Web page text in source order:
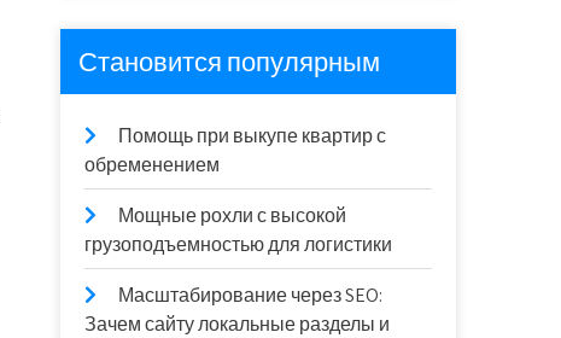
Становится популярным
Помощь при выкупе квартир с
обременением
Мощные рохли с высокой
грузоподъемностью для логистики
Масштабирование через SEO:
Зачем сайту локальные разделы и